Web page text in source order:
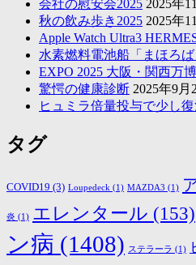
会社の慰安会2025 2025年
秋の飲み歩き2025 2025年
Apple Watch Ultra3
水素燃料電池船「まほろ
EXPO 2025 大阪・関西万
驚愕の健康診断 2025年9月
ヒュミラ倍量投与で少し
タグ
COVID19 (3) Loupedeck (1) MAZDA3 (1)
炎 (1) エレンタール (153)
ン病 (1408) ステラーラ (1)